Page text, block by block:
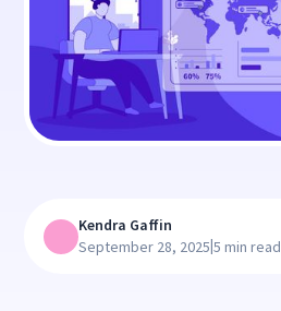
Kendra Gaffin
September 28, 2025|5 min read